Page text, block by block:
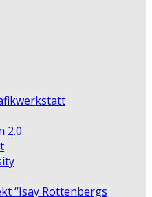
2.0
“Isay Rottenbergs